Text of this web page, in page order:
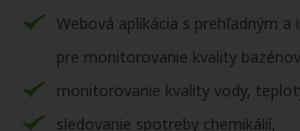
Webová aplikácia s prehľadným
pre monitorovanie kvality
monitorovanie kvality vody,
sledovanie spotreby chemikálií,